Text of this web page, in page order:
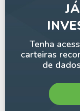
Tenha
carteiras
de